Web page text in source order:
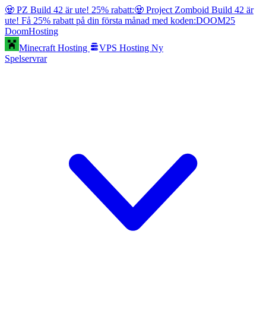
🧟 PZ Build 42 är ute! 25% rabatt:🧟 Project Zomboid Build 42 är
ute! Få 25% rabatt på din första månad med koden:DOOM25
DoomHosting
Minecraft Hosting
VPS Hosting Ny
Spelservrar